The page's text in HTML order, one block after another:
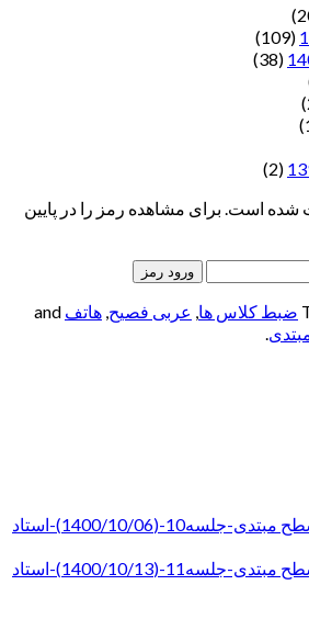
(109)
(38)
(2)
شده است. برای مشاهده رمز را در پایین
ضبط کلاس ها, عربی فصیح, هاتف and
.
دورهVIPمکالمه عربی-سطح مبتدی-جلسه10-(1400/10/06)-استاد
دورهVIPمکالمه عربی-سطح مبتدی-جلسه11-(1400/10/13)-استاد